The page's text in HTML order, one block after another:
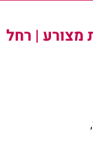
| רחל